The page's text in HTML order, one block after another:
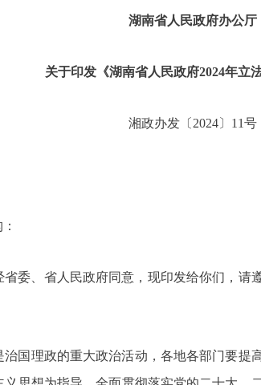
湖南省人民政府办公厅
关于印发《湖南省人民政府2024年立
湘政办发〔2024〕11号
委、省人民政府同意，现印发给你们，
国理政的重大政治活动，各地各部门要